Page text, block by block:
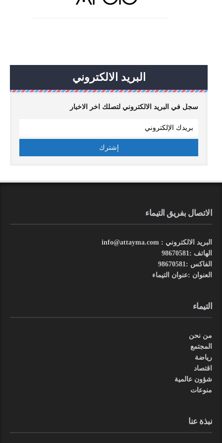
البريد الالكتروني
سجل في البريد الالكتروني لتصلك اخر الاخبار
الاتصال بفريق التيماء
البريد الالكتروني : info@attayma.com
الهاتف :98670581
الفاكس :98670581
العنوان :عنوان التيماء
التيماء
من نحن
المجتمع
رياضة
اقتصاد
شؤون عالمية
منوعات
نبذة عنا